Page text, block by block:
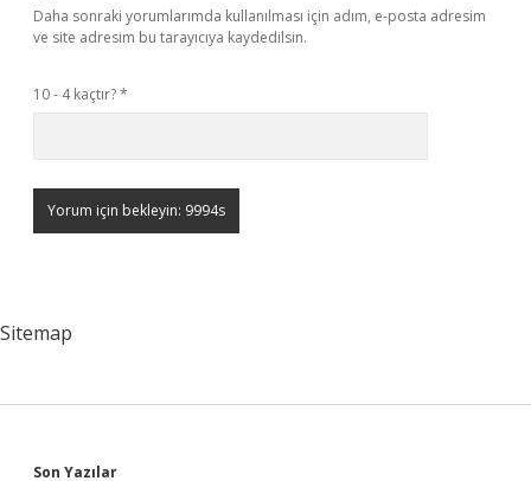
Daha sonraki yorumlarımda kullanılması için adım, e-posta adresim
ve site adresim bu tarayıcıya kaydedilsin.
10 - 4 kaçtır?*
Sitemap
Son Yazılar